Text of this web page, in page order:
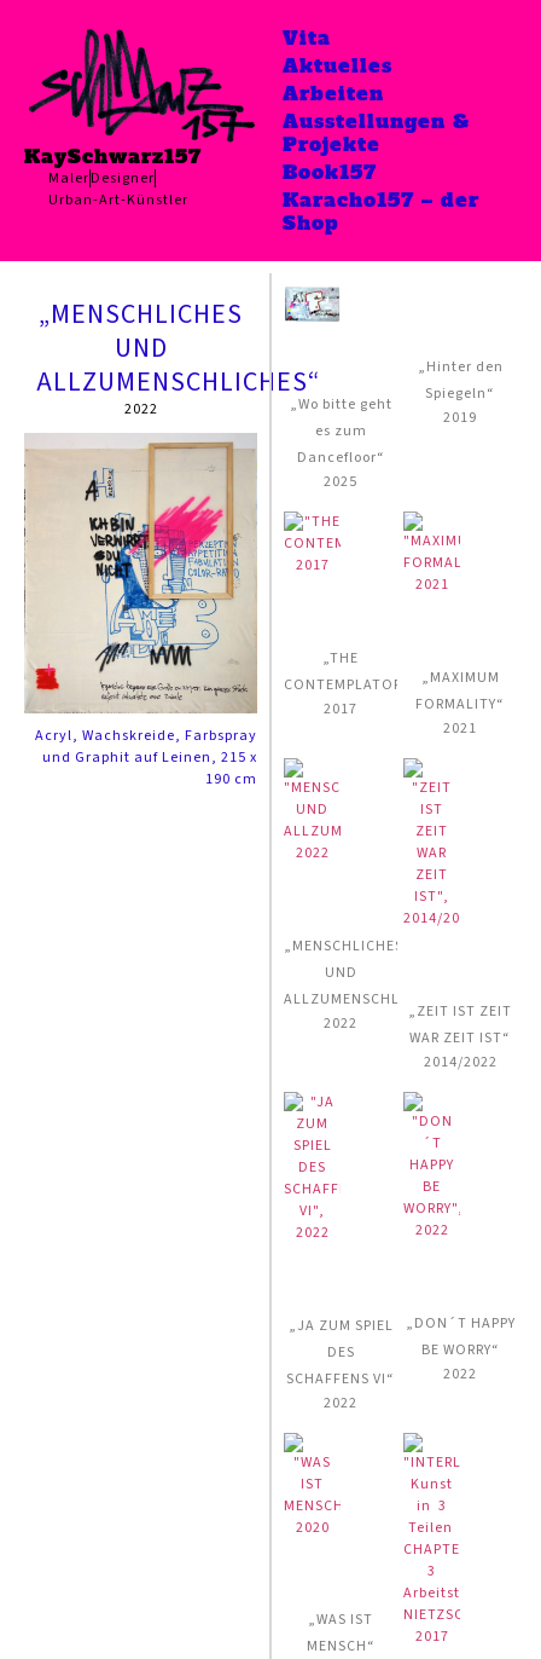
KaySchwarz157
MalerDesigner
Urban-Art-Künstler
Vita
Aktuelles
Arbeiten
Ausstellungen &
Projekte
Book157
Karacho157 – der
Shop
„MENSCHLICHES
UND
ALLZUMENSCHLICHES“
2022
Acryl, Wachskreide, Farbspray
und Graphit auf Leinen, 215 x
190 cm
„Wo bitte geht
es zum
Dancefloor“
2025
„Hinter den
Spiegeln“
2019
„THE
CONTEMPLATOR“
2017
„MAXIMUM
FORMALITY“
2021
„MENSCHLICHES
UND
ALLZUMENSCHLICHES“
2022
„ZEIT IST ZEIT
WAR ZEIT IST“
2014/2022
„JA ZUM SPIEL
DES
SCHAFFENS VI“
2022
„DON´T HAPPY
BE WORRY“
2022
„WAS IST
MENSCH“